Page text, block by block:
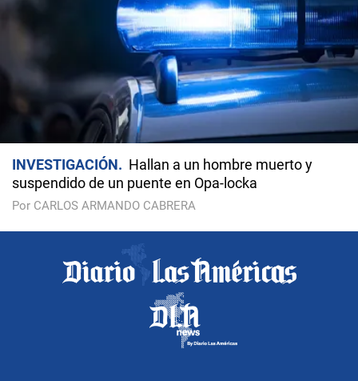
INVESTIGACIÓN
Hallan a un hombre muerto y
suspendido de un puente en Opa-locka
Por CARLOS ARMANDO CABRERA